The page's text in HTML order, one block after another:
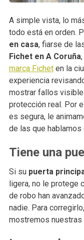
A simple vista, lo
todo está en orden.
en casa, fiarse de
Fichet en A Coruña
marca Ficheten la
experiencia
mostrar fallos
protección real. Por
es segura, le
de las que hablamos
Tiene una
Si su puerta
ligera, no le protege
de robo han
nadie. Para
mostremos nuestras